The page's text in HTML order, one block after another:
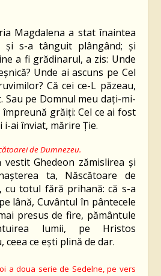
Magdalena a stat înaintea
şi s-a tânguit plângând; şi
a fi grădinarul, a zis: Unde
Unde ai ascuns pe Cel
Că cei ce-L păzeau,
Sau pe Domnul meu daţi-mi-
împreună grăiți: Cel ce ai fost
ai înviat, mărire Ție.
de Dumnezeu.
Ghedeon zămislirea şi
ta, Născătoare de
cu totul fără prihană: că s-a
lână, Cuvântul în pântecele
presus de fire, pământule
lumii, pe Hristos
ce eşti plină de dar.
a doua serie de Sedelne, pe vers